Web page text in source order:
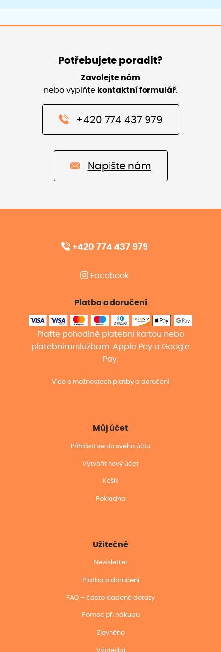
Potřebujete poradit?
Zavolejte nám
nebo vyplňte kontaktní formulář
+420 774 437 979
Napište nám
+420 774 437 979
Facebook
Platba a doručení
Plaťte pohodlně platební kartou nebo
platebními službami Apple Pay a Google
Pay.
Více o možnostech platby a doručení
Můj účet
Přihlásit se do svého účtu
Vytvořit nový účet
Košík
Pokladna
Užitečné
Newsletter
Platba a doručení
FAQ – často kladené dotazy
Pomoc při nákupu
Zlevněno
Výpredaj